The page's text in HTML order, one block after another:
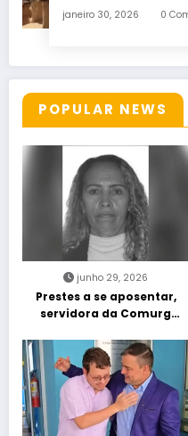
janeiro 30, 2026 0
POPULAR NEWS
junho 29, 2026
Prestes a se aposentar,
servidora da Comurg
entra em protocolo de
morte encefálica